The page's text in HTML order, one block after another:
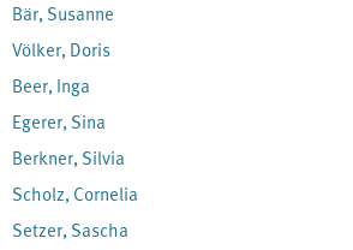
Bär, Susanne
Völker, Doris
Beer, Inga
Egerer, Sina
Berkner, Silvia
Scholz, Cornelia
Setzer, Sascha